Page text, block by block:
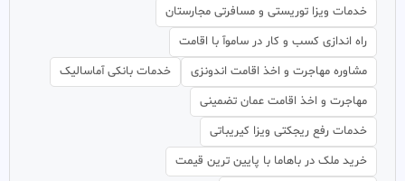
خدمات ویزا توریستی و مسافرتی مجارستان
راه اندازی کسب و کار در ساموآ با اقامت
مشاوره مهاجرت و اخذ اقامت اندونزی
خدمات بانکی آماسالیک
مهاجرت و اخذ اقامت عمان تضمینی
خدمات رفع ریجکتی ویزا کیریباتی
خرید ملک در باهاما با پایین ترین قیمت